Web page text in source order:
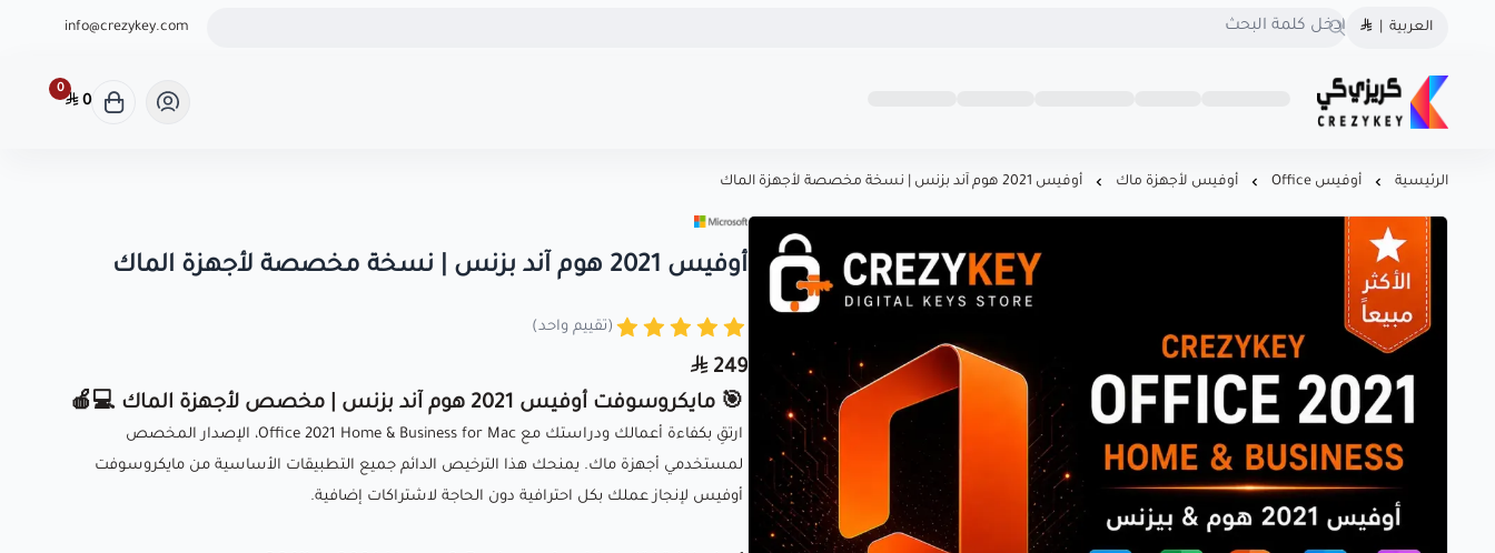
العربية info@crezykey.com
كريزى كى متجرك الموثوق لشراء كودك الرقمي
0
0
الرئيسية أوفيس Office أوفيس لأجهزة ماك أوفيس 2021 هوم آند بزنس | نسخة مخصصة لأجهزة الماك
أوفيس 2021 هوم آند بزنس | نسخة مخصصة لأجهزة الماك
(تقييم واحد)
249
🎯 مايكروسوفت أوفيس 2021 هوم آند بزنس | مخصص لأجهزة الماك 💻🍎
ارتقِ بكفاءة أعمالك ودراستك مع Office 2021 Home & Business for Mac، الإصدار المخصص
لمستخدمي أجهزة ماك. يمنحك هذا الترخيص الدائم جميع التطبيقات الأساسية من مايكروسوفت
أوفيس لإنجاز عملك بكل احترافية دون الحاجة لاشتراكات إضافية.
كريزى كى متجرك الموثوق
لشراء كودك الرقمي
احصل على تراخيص أصلية
البرامج بأسعار منافسة! سرعة
في التسليم، دعم فوري، .
CrezyKey هو خيارك الذكي
للبرامج المرخّصة.
السجل التجاري
1126106623
+966560492549